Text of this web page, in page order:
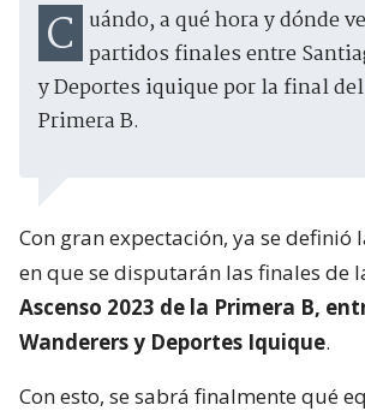
Cuándo, a qué hora y dónde ver en vivo los partidos finales entre
y Deportes iquique por la final
Primera B.
Con gran expectación, ya se definió
en que se disputarán las finales de
Ascenso 2023 de la Primera B,
Wanderers y Deportes Iquique.
Con esto, se sabrá finalmente qué